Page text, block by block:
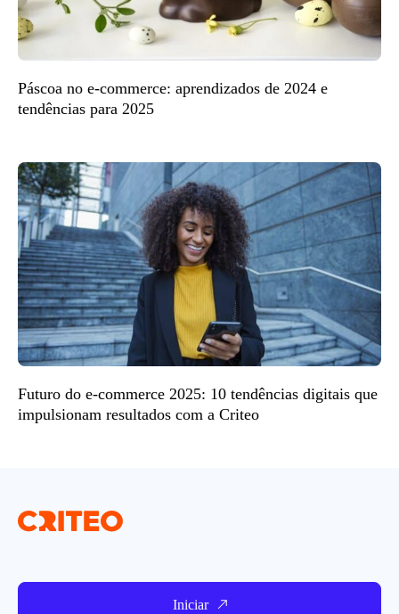
Páscoa no e-commerce: aprendizados de 2024 e
tendências para 2025
Futuro do e-commerce 2025: 10 tendências digitais que
impulsionam resultados com a Criteo
Iniciar